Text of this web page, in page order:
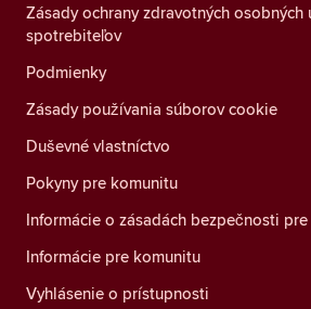
Zásady ochrany zdravotných osobných
spotrebiteľov
Podmienky
Zásady používania súborov cookie
Duševné vlastníctvo
Pokyny pre komunitu
Informácie o zásadách bezpečnosti
Informácie pre komunitu
Vyhlásenie o prístupnosti